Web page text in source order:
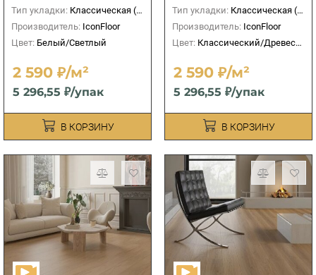
Тип укладки: Классическая (прямая)
Производитель: IconFloor
Цвет: Белый/Светлый
2 590 ₽/м²
5 296,55 ₽/упак
В КОРЗИНУ
Тип укладки: Классическая (прямая)
Производитель: IconFloor
Цвет: Классический/Древесный
2 590 ₽/м²
5 296,55 ₽/упак
В КОРЗИНУ